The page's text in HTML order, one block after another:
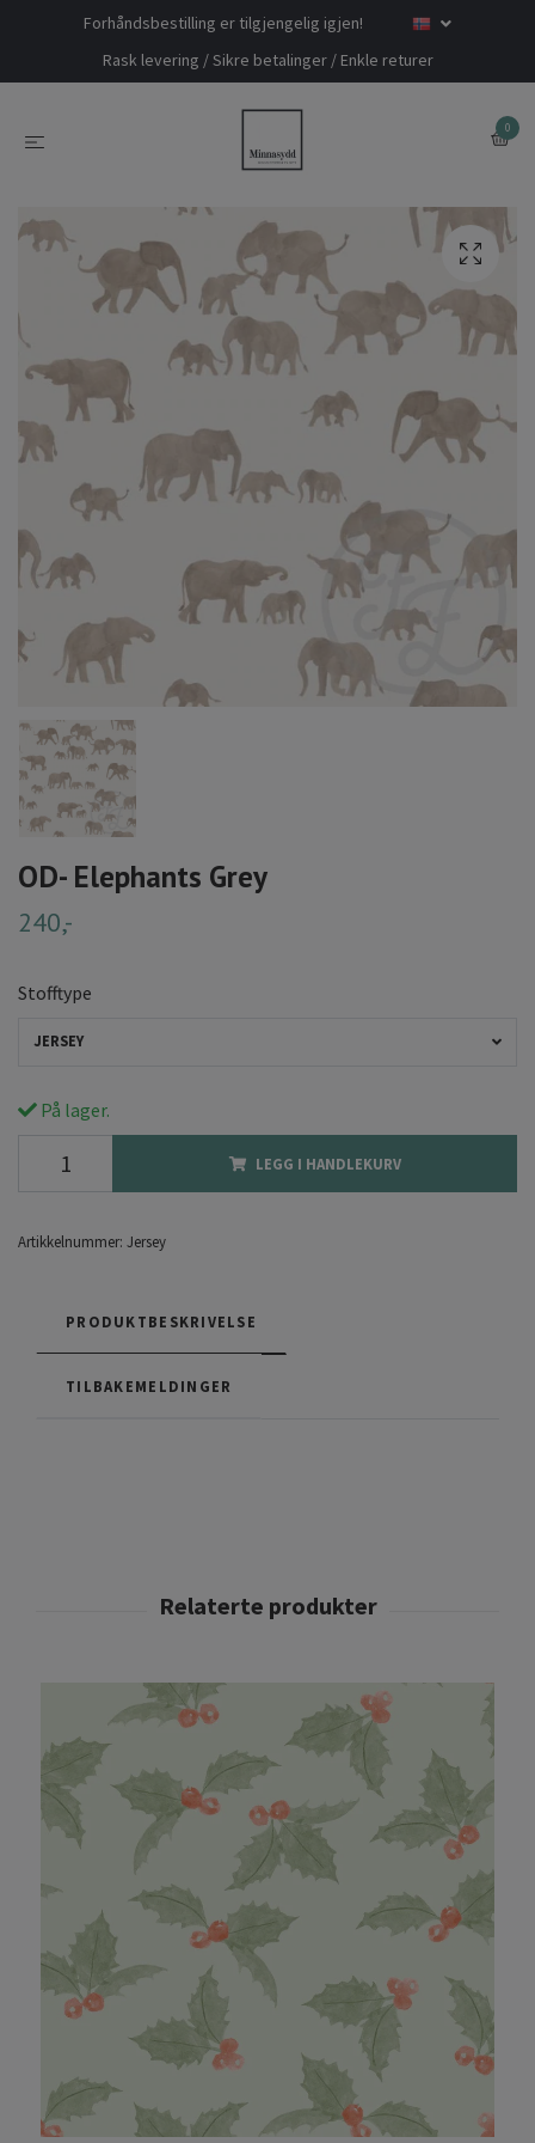
Forhåndsbestilling er tilgjengelig igjen!
Rask levering / Sikre betalinger / Enkle returer
0
OD- Elephants Grey
240,-
Stofftype
JERSEY
På lager.
LEGG I HANDLEKURV
Artikkelnummer: Jersey
PRODUKTBESKRIVELSE
TILBAKEMELDINGER